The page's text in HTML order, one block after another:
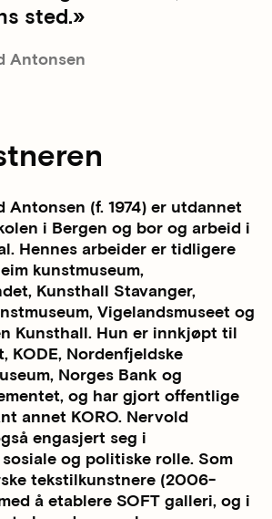
sted.
Antonsen
Antonsen (f. 1974) er utdannet
i Bergen og bor og arbeid i
Hennes arbeider er tidligere
kunstmuseum,
Kunsthall Stavanger,
Vigelandsmuseet og
Kunsthall. Hun er innkjøpt til
KODE, Nordenfjeldske
Norges Bank og
og har gjort offentlige
annet KORO. Nervold
engasjert seg i
og politiske rolle. Som
tekstilkunstnere (2006-
å etablere SOFT galleri, og i